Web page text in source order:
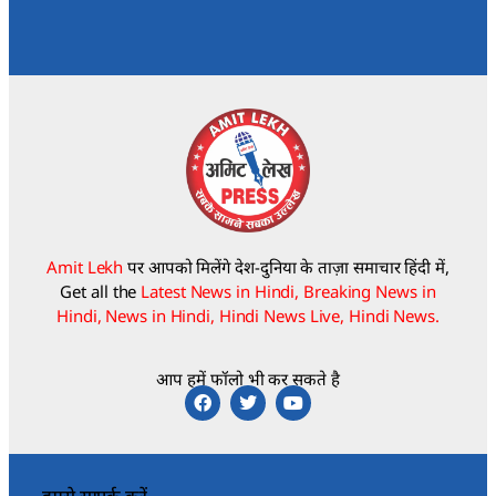
Amit Lekh पर आपको मिलेंगे देश-दुनिया के ताज़ा समाचार हिंदी में,
Get all the Latest News in Hindi, Breaking News in
Hindi, News in Hindi, Hindi News Live, Hindi News.
आप हमें फॉलो भी कर सकते है